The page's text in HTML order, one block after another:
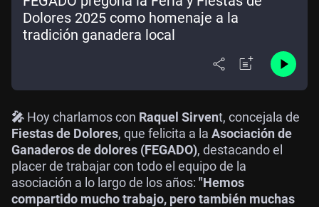
Dolores 2025 como homenaje a la
tradición ganadera local
🎤 Hoy charlamos con Raquel Sirvent, concejala de
Fiestas de Dolores, que felicita a la Asociación de
Ganaderos de dolores (FEGADO), destacando el
placer de trabajar con todo el equipo de la
asociación a lo largo de los años: "Hemos
compartido mucho trabajo, pero también muchas